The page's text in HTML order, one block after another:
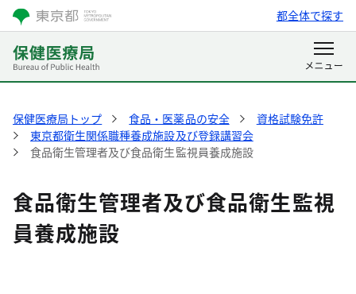
都全体で探す
保健医療局トップ 食品・医薬品の安全
資格試験免許
東京都衛生関係職種養成施設及び登録講習会
食品衛生管理者及び食品衛生監視員養成施設
食品衛生管理者及び食品衛生監視
員養成施設